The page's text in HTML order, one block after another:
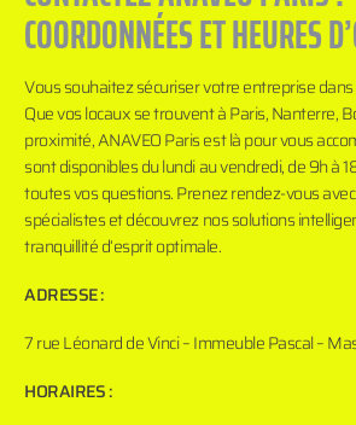
COORDONNÉES ET HEURES
Vous souhaitez sécuriser votre entreprise
Que vos locaux se trouvent à Paris, Nanterre,
proximité, ANAVEO Paris est là pour vous
sont disponibles du lundi au vendredi, de 9h à
toutes vos questions. Prenez rendez-vous avec
spécialistes et découvrez nos solutions
tranquillité d’esprit optimale.
ADRESSE :
7 rue Léonard de Vinci – Immeuble Pascal –
HORAIRES :